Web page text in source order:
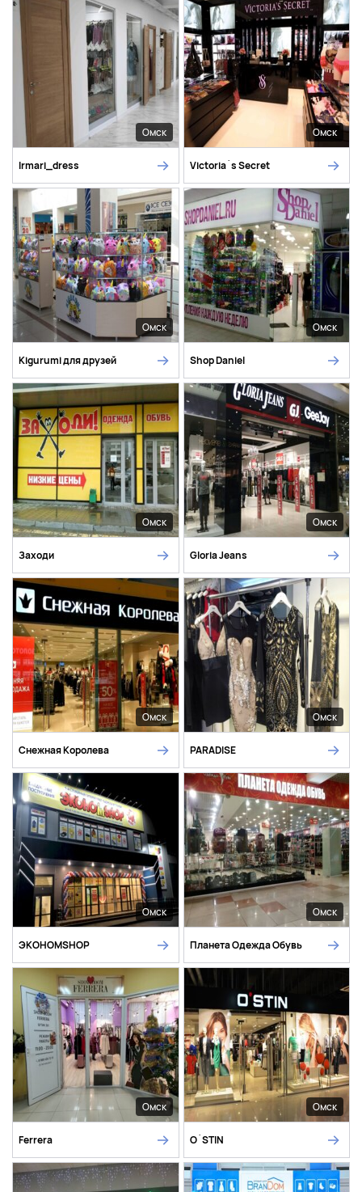
Омск
Irmari_dress
Омск
Victoria`s Secret
Омск
Kigurumi для друзей
Омск
Shop Daniel
Омск
Заходи
Омск
Gloria Jeans
Омск
Снежная Королева
Омск
PARADISE
Омск
ЭКОНОМSHOP
Омск
Планета Одежда Обувь
Омск
Ferrera
Омск
O`STIN